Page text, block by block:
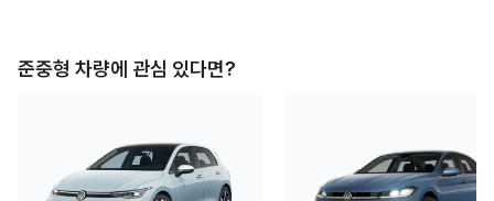
준중형 차량에 관심 있다면?